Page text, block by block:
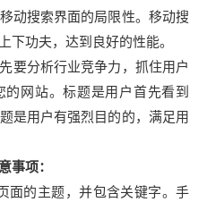
动搜索界面的局限性。移动搜
下功夫，达到良好的性能。
要分析行业竞争力，抓住用户
网站。标题是用户首先看到
是用户有强烈目的的，满足用
事项：
面的主题，并包含关键字。手